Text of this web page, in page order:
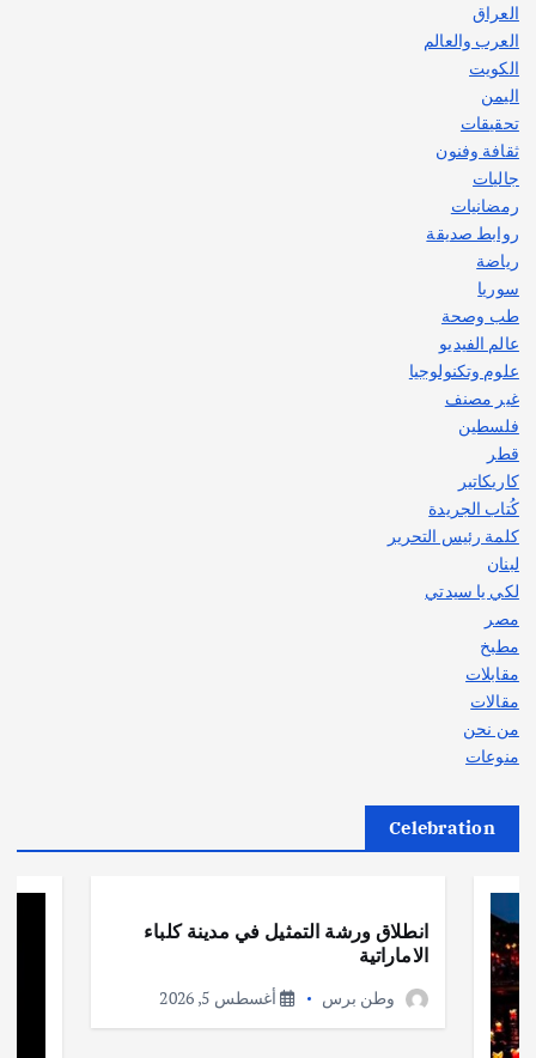
العراق
العرب والعالم
الكويت
اليمن
تحقيقات
ثقافة وفنون
جاليات
رمضانيات
روابط صديقة
رياضة
سوريا
طب وصحة
عالم الفيديو
علوم وتكنولوجيا
غير مصنف
فلسطين
قطر
كاريكاتير
كُتاب الجريدة
كلمة رئيس التحرير
لبنان
لكي يا سيدتي
مصر
مطبخ
مقابلات
مقالات
من نحن
منوعات
Celebration
انطلاق ورشة التمثيل في مدينة كلباء
الاماراتية
وطن برس أغسطس 5, 2026